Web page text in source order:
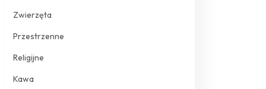
Zwierzęta
Przestrzenne
Religijne
Kawa